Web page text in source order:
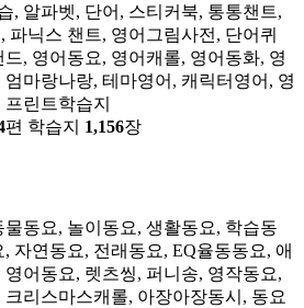
, 알파벳, 단어, 스티커북, 통통챈트,
파닉스 챈트, 영어그림사전, 단어퀴
드, 영어동요, 영어캐롤, 영어동화, 영
엄마랑나랑, 테마영어, 캐릭터영어, 영
린트학습지
편 학습지 1,156장
물동요, 놀이동요, 생활동요, 학습동
, 자연동요, 전래동요, EQ율동동요, 애
영어동요, 렛츠씽, 퍼니송, 영작동요,
크리스마스캐롤, 아장아장동시, 동요